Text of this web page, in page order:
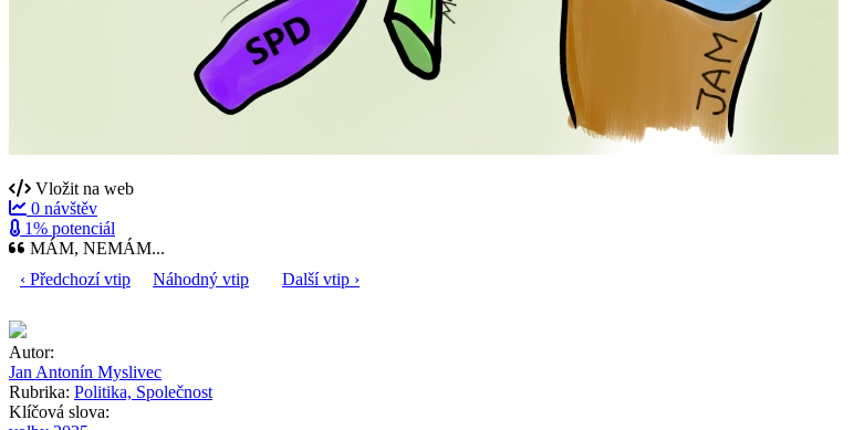
Vložit na web
0 návštěv
1% potenciál
MÁM, NEMÁM...
‹ Předchozí vtip
Náhodný vtip Další vtip ›
Autor:
Jan Antonín Myslivec
Rubrika: Politika, Společnost
Klíčová slova: